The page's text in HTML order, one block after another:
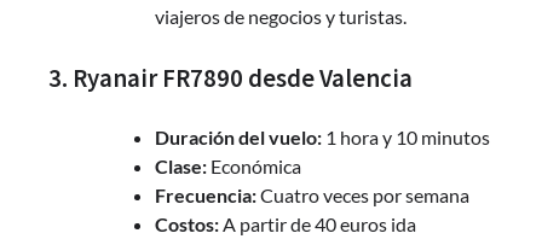
viajeros de negocios y turistas.
3. Ryanair FR7890 desde Valencia
Duración del vuelo: 1 hora y 10 minutos
Clase: Económica
Frecuencia:Cuatro veces por semana
Costos:A partir de 40 euros ida